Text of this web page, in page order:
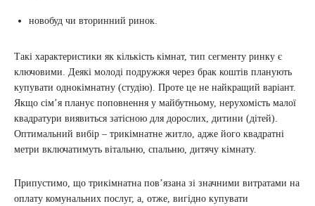
новобуд чи вторинний ринок.
Такі характеристики як кількість кімнат, тип сегменту ринку є
ключовими. Деякі молоді подружжя через брак коштів планують
купувати однокімнатну (студію). Проте це не найкращий варіант.
Якщо сім’я планує поповнення у майбутньому, нерухомість малої
квадратури виявиться затісною для дорослих, дитини (дітей).
Оптимальний вибір – трикімнатне житло, адже його квадратні
метри включатимуть вітальню, спальню, дитячу кімнату.
Припустимо, що трикімнатна пов’язана зі значними витратами на
оплату комунальних послуг, а, отже, вигідно купувати